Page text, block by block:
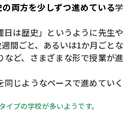
両方を少しずつ進めている学
は歴史」というように先生や
間ごと、あるいは1か月ごとな
など、さまざまな形で授業が進
じようなペースで進めていく
プの学校が多いようです。